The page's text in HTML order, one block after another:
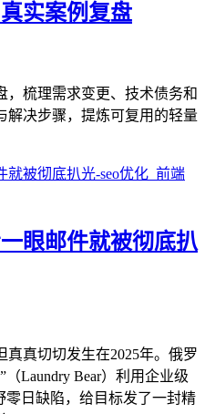
实案例复盘
，梳理需求变更、技术债务和
解决步骤，提炼可复用的轻量
眼邮件就被彻底扒
真切切发生在2025年。俄罗
Laundry Bear）利用企业级
零日缺陷，给目标发了一封精